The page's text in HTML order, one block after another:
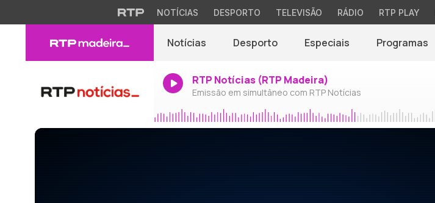
NOTÍCIAS DESPORTO TELEVISÃO RÁDIO RTP PLAY
Notícias Desporto Especiais Programas
RTP Notícias (RTP Madeira)
Emissão em simultâneo com RTP Notícias